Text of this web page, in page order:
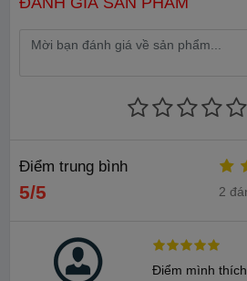
– Đà Lạt nơi có độ cao 1.500m được
ôn đới mát quanh năm cho cây cà
phát triển.Chất lượng cà phê Arabica
Cầu Đất, được đánh giá cao nhờ
Hiện nay trên thị trường cà phê có
Arabica và Robusta, trong đó Arabica
Điểm trung bình
5/5 2
Điểm mình